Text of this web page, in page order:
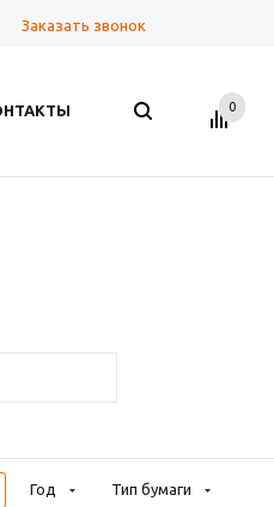
Заказать звонок
0
Год Тип бумаги